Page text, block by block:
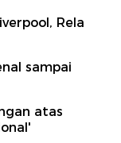
Rela
sampai
atas